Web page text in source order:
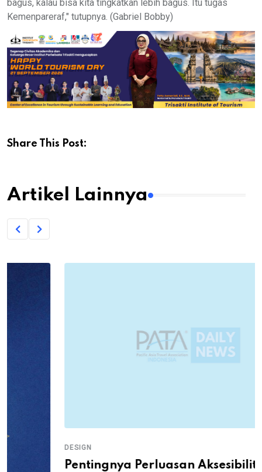
bagus, kalau bisa kita tingkatkan lebih bagus. Itu tugas
Kemenpareraf," tutupnya. (Gabriel Bobby)
Share This Post:
Artikel Lainnya
Pentingnya Perluasan Aksesibilitas untuk